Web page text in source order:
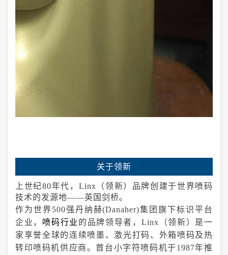
关于领新
上世纪80年代，Linx（领新）品牌创建于世界喷码
技术的发源地——英国剑桥。
作为世界500强丹纳赫(Danaher)集团旗下标识平台
企业， 喷码行业 的品牌领导者，Linx（领新）是一
家享誉全球的连续喷墨、激光打码、外箱喷码及热
转印喷码机供应商。首台小字符喷码机于1987年推